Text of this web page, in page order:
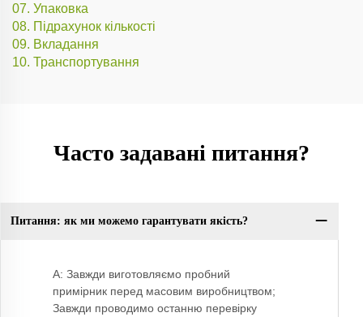
07. Упаковка
08. Підрахунок кількості
09. Вкладання
10. Транспортування
Часто задавані питання?
Питання: як ми можемо гарантувати якість?
A: Завжди виготовляємо пробний
примірник перед масовим виробництвом;
Завжди проводимо останню перевірку